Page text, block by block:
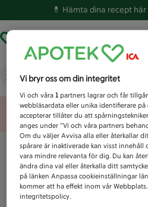
💊 Hämta dina recept här
Vad letar du efter idag?
Unknown
Vi bryr oss om din integritet
Vi och våra1 partners lagrar och får
webbläsardata eller unika identifierare
accepterar tillåter du att
anges under ”Vi och våra partners
Om du väljer Avvisa alla eller återkallar
spårare är inaktiverade kan visst innehåll
vara mindre relevanta för dig. Du kan
ändra dina val eller återkalla ditt
på länken Anpassa cookieinställningar
kommer att ha effekt inom vår
integritetspolicy.